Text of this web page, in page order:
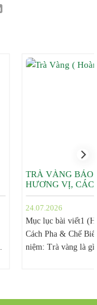
TRÀ VÀNG BẢO
HƯƠNG VỊ,
24.07.2026
Mục lục bài viết1
Cách Pha & Chế
niệm: Trà vàng là
Trà...